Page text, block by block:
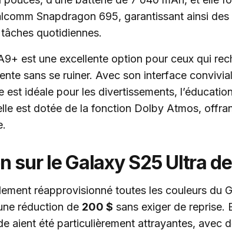
Snapdragon 695, garantissant ainsi
quotidiennes.
est une excellente option pour ceux qui
sans se ruiner. Avec son interface
est idéale pour les divertissements,
est dotée de la fonction Dolby Atmos,
sur le Galaxy S25 Ultra
réapprovisionné toutes les couleurs du
réduction de 200 $ sans exiger de reprise.
aient été particulièrement attrayantes, avec